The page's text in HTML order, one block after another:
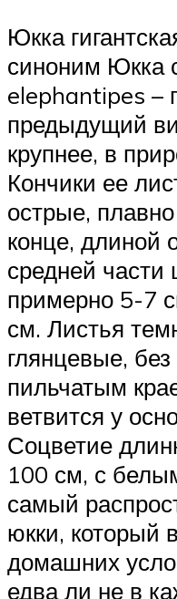
Юкка
синоним Юкка
elephantipes –
предыдущий
крупнее, в
Кончики ее
острые,
конце, длиной
средней части
примерно 5-7
см. Листья
глянцевые, без
пильчатым
ветвится у
Соцветие
100 см, с
самый
юкки, который
домашних
едва ли не в